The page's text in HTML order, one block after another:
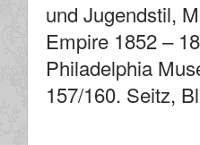
und Jugendstil,
Empire 1852 –
Philadelphia
157/160. Seitz,